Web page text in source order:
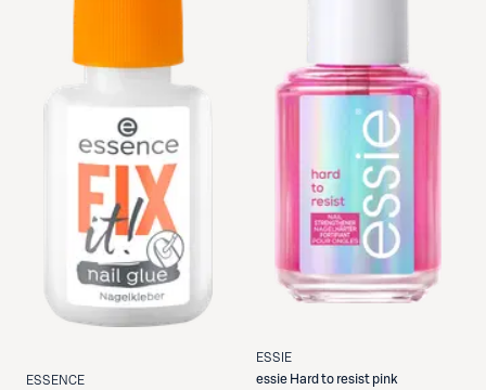
ESSENCE
ESSIE
essie Hard to resist pink